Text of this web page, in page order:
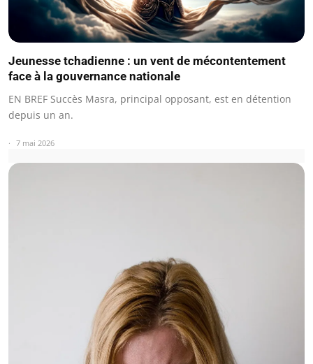
Jeunesse tchadienne : un vent de mécontentement
face à la gouvernance nationale
EN BREF Succès Masra, principal opposant, est en détention
depuis un an.
7 mai 2026